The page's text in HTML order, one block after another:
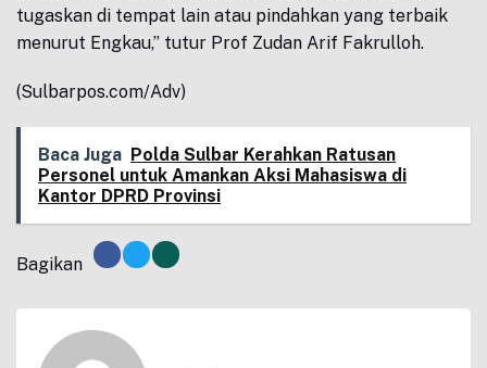
tugaskan di tempat lain atau pindahkan yang terbaik
menurut Engkau,” tutur Prof Zudan Arif Fakrulloh.
(Sulbarpos.com/Adv)
Baca Juga Polda Sulbar Kerahkan Ratusan
Personel untuk Amankan Aksi Mahasiswa di
Kantor DPRD Provinsi
Bagikan